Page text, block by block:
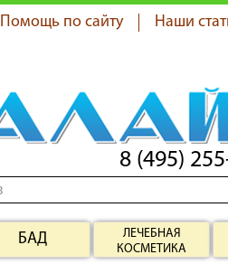
Помощь по сайту Наши
8 (495)
БАД
ЛЕЧЕБНАЯ
КОСМЕТИКА